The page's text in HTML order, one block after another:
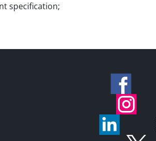
specification;